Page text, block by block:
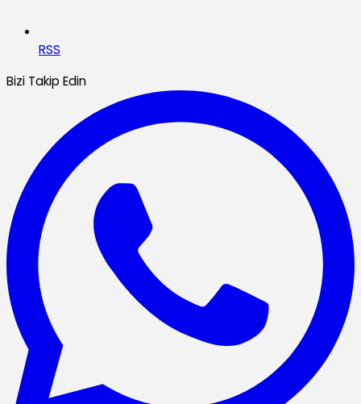
RSS
Bizi Takip Edin